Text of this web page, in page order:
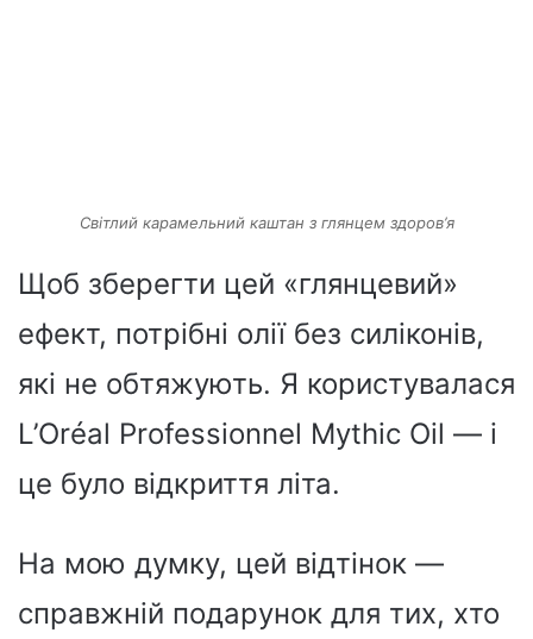
Світлий карамельний каштан з глянцем здоров’я
Щоб зберегти цей «глянцевий»
ефект, потрібні олії без силіконів,
які не обтяжують. Я користувалася
L’Oréal Professionnel Mythic Oil — і
це було відкриття літа.
На мою думку, цей відтінок —
справжній подарунок для тих, хто